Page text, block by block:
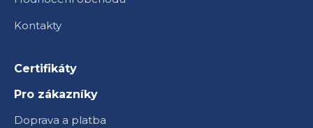
Kontakty
Certifikáty
Pro zákazníky
Doprava a platba